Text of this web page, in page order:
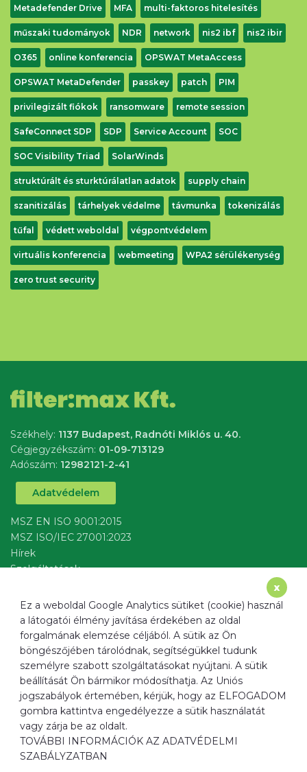
x
Ez a weboldal Google Analytics sütiket (cookie) használ
a látogatói élmény javítása érdekében az oldal
forgalmának elemzése céljából. A sütik az Ön
böngészőjében tárolódnak, segítségükkel tudunk
személyre szabott szolgáltatásokat nyújtani. A sütik
beállítását Ön bármikor módosíthatja. Az Uniós
jogszabályok értemében, kérjük, hogy az ELFOGADOM
gombra kattintva engedélyezze a sütik használatát
vagy zárja be az oldalt.
TOVÁBBI INFORMÁCIÓK AZ ADATVÉDELMI
SZABÁLYZATBAN
Metadefender Drive MFA multi-faktoros hitelesítés
műszaki tudományok NDR network nis2 ibf nis2 ibir
O365 online konferencia OPSWAT MetaAccess
OPSWAT MetaDefender passkey patch PIM
privilegizált fiókok ransomware remote session
SafeConnect SDP SDP Service Account SOC
SOC Visibility Triad SolarWinds
struktúrált és sturktúrálatlan adatok supply chain
szanitizálás tárhelyek védelme távmunka tokenizálás
tűfal védett weboldal végpontvédelem
virtuális konferencia webmeeting WPA2 sérülékenység
zero trust security
Székhely: 1137 Budapest, Radnóti Miklós u. 40.
Cégjegyzékszám: 01-09-713129
Adószám: 12982121-2-41
Adatvédelem
MSZ EN ISO 9001:2015
MSZ ISO/IEC 27001:2023
Hírek
Szolgáltatások
Cím
1137 Budapest, Radnóti Miklós u. 40.
Email
info@ﬁltermax.hu
Telefon
+36 20 520 0967
Weboldal
www.ﬁltermax.hu